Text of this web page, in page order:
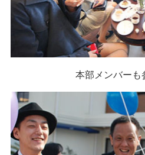
本部メンバーも